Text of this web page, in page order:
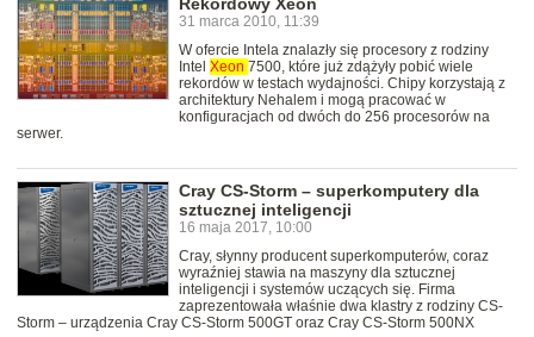
Rekordowy Xeon
31 marca 2010, 11:39
W ofercie Intela znalazły się procesory z rodziny
Intel Xeon 7500, które już zdążyły pobić wiele
rekordów w testach wydajności. Chipy korzystają z
architektury Nehalem i mogą pracować w
konfiguracjach od dwóch do 256 procesorów na
serwer.
Cray CS-Storm – superkomputery dla
sztucznej inteligencji
16 maja 2017, 10:00
Cray, słynny producent superkomputerów, coraz
wyraźniej stawia na maszyny dla sztucznej
inteligencji i systemów uczących się. Firma
zaprezentowała właśnie dwa klastry z rodziny CS-
Storm – urządzenia Cray CS-Storm 500GT oraz Cray CS-Storm 500NX